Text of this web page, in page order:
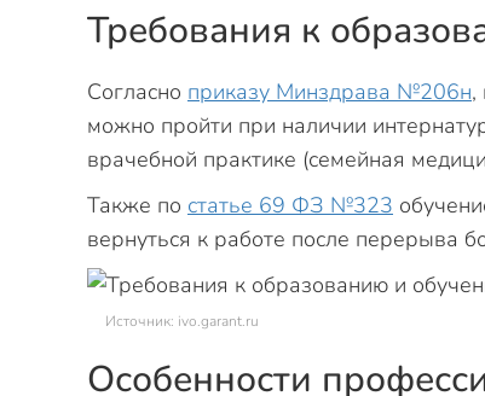
Требования к
Согласно приказу Минздрава №206н,
можно пройти при наличии
врачебной практике (семейная
Также по статье 69 ФЗ №323
вернуться к работе после перерыва
Источник: ivo.garant.ru
Особенности